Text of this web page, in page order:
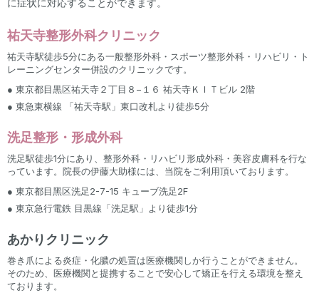
に症状に対応することができます。
祐天寺整形外科クリニック
祐天寺駅徒歩5分にある一般整形外科・スポーツ整形外科・リハビリ・ト
レーニングセンター併設のクリニックです。
● 東京都目黒区祐天寺２丁目８−１６ 祐天寺ＫＩＴビル 2階
● 東急東横線 「祐天寺駅」東口改札より徒歩5分
洗足整形・形成外科
洗足駅徒歩1分にあり、整形外科・リハビリ形成外科・美容皮膚科を行な
っています。院長の伊藤大助様には、当院をご利用頂いております。
● 東京都⽬⿊区洗⾜2-7-15 キューブ洗⾜2F
● 東京急行電鉄 目黒線「洗足駅」より徒歩1分
あかりクリニック
巻き爪による炎症・化膿の処置は医療機関しか行うことができません。
そのため、医療機関と提携することで安心して矯正を行える環境を整え
ております。